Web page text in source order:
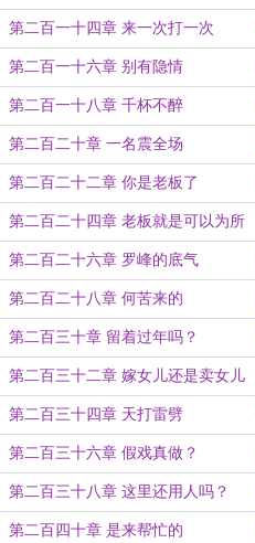
第二百一十四章 来一次打一次
第二百一十六章 别有隐情
第二百一十八章 千杯不醉
第二百二十章 一名震全场
第二百二十二章 你是老板了
第二百二十四章 老板就是可以为所
欲为
第二百二十六章 罗峰的底气
第二百二十八章 何苦来的
第二百三十章 留着过年吗？
第二百三十二章 嫁女儿还是卖女儿
第二百三十四章 天打雷劈
第二百三十六章 假戏真做？
第二百三十八章 这里还用人吗？
第二百四十章 是来帮忙的